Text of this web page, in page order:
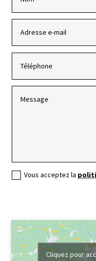
Vous acceptez la
Cliquez pour